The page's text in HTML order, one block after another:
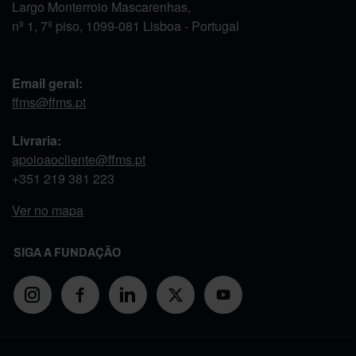
Largo Monterroio Mascarenhas,
nº 1, 7º piso, 1099-081 Lisboa - Portugal
Email geral:
ffms@ffms.pt
Livraria:
apoioaocliente@ffms.pt
+351 219 381 223
Ver no mapa
SIGA A FUNDAÇÃO